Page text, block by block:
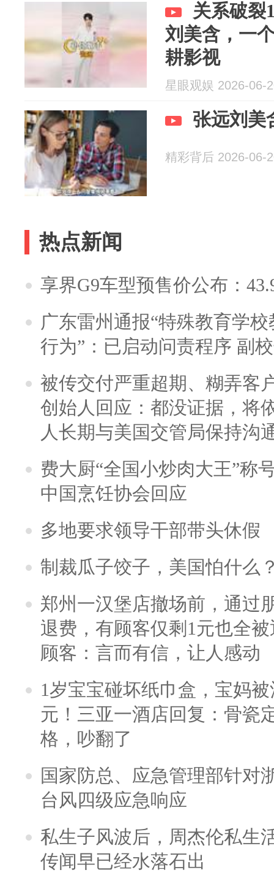
关系破裂
刘美含，一
耕影视
星眼观娱 2026-06-
张远刘美
精彩背后 2026-06-
热点新闻
享界G9车型预售价公布：
广东雷州通报“特殊教育学
行为”：已启动问责程序 副
被传交付严重超期、糊弄客
创始人回应：都没证据，将
人长期与美国交管局保持沟
费大厨“全国小炒肉大王”称
中国烹饪协会回应
多地要求领导干部带头休假
制裁瓜子饺子，美国怕什么
郑州一汉堡店撤场前，通过
退费，有顾客仅剩1元也全
顾客：言而有信，让人感动
1岁宝宝碰坏纸巾盒，宝妈
元！三亚一酒店回复：骨瓷
格，吵翻了
国家防总、应急管理部针对
台风四级应急响应
私生子风波后，周杰伦私生
传闻早已经水落石出